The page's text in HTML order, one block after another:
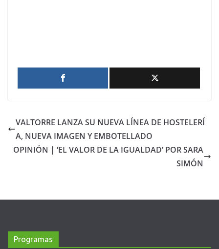
VALTORRE LANZA SU NUEVA LÍNEA DE HOSTELERÍ
A, NUEVA IMAGEN Y EMBOTELLADO
OPINIÓN | ‘EL VALOR DE LA IGUALDAD’ POR SARA
SIMÓN
Programas